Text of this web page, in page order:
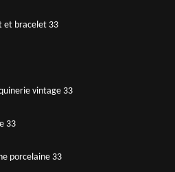
et bracelet 33
vintage 33
33
porcelaine 33